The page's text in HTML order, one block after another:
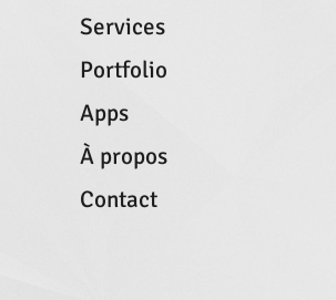
Services
Portfolio
Apps
À propos
Contact